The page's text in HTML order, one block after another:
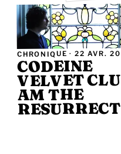
CHRONIQUE · 22 AVR.
CODEINE
VELVET
AM THE